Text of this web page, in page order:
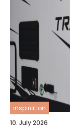
inspiration
10. July 2026